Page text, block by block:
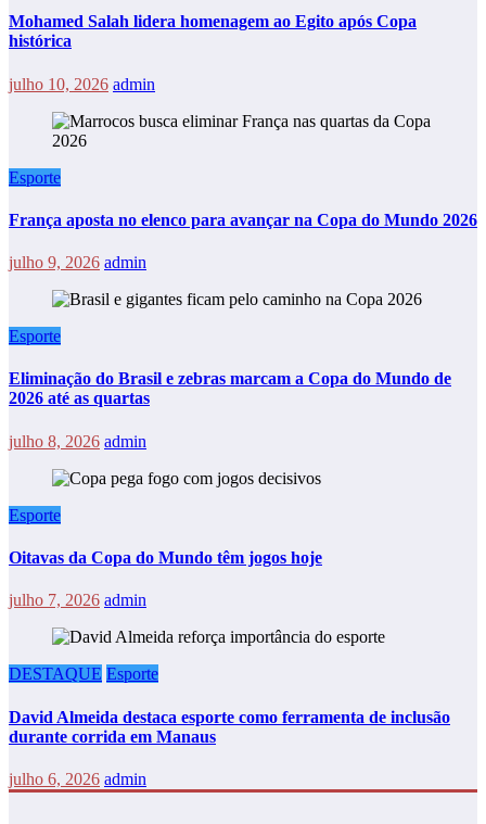
Mohamed Salah lidera homenagem ao Egito após Copa
histórica
julho 10, 2026 admin
Esporte
França aposta no elenco para avançar na Copa do Mundo 2026
julho 9, 2026 admin
Esporte
Eliminação do Brasil e zebras marcam a Copa do Mundo de
2026 até as quartas
julho 8, 2026 admin
Esporte
Oitavas da Copa do Mundo têm jogos hoje
julho 7, 2026 admin
DESTAQUE Esporte
David Almeida destaca esporte como ferramenta de inclusão
durante corrida em Manaus
julho 6, 2026 admin